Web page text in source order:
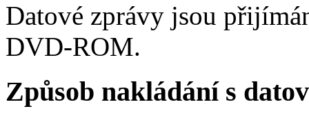
Datové zprávy jsou
DVD-ROM.
Způsob nakládání s